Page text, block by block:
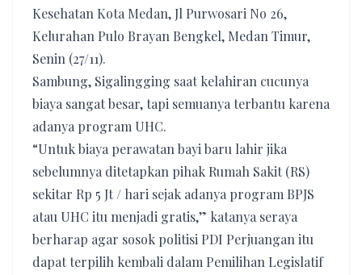
Kesehatan Kota Medan, Jl Purwosari No 26,
Kelurahan Pulo Brayan Bengkel, Medan Timur,
Senin (27/11).
Sambung, Sigalingging saat kelahiran cucunya
biaya sangat besar, tapi semuanya terbantu karena
adanya program UHC.
“Untuk biaya perawatan bayi baru lahir jika
sebelumnya ditetapkan pihak Rumah Sakit (RS)
sekitar Rp 5 Jt / hari sejak adanya program BPJS
atau UHC itu menjadi gratis,” katanya seraya
berharap agar sosok politisi PDI Perjuangan itu
dapat terpilih kembali dalam Pemilihan Legislatif